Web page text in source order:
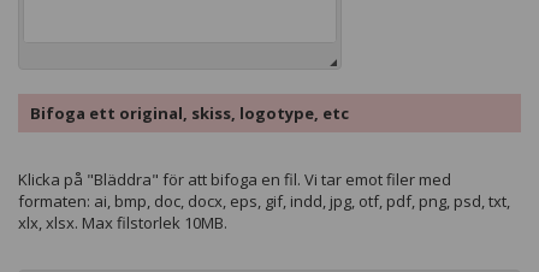
Bifoga ett original, skiss, logotype, etc
Klicka på "Bläddra" för att bifoga en fil. Vi tar emot filer med
formaten: ai, bmp, doc, docx, eps, gif, indd, jpg, otf, pdf, png, psd, txt,
xlx, xlsx. Max filstorlek 10MB.